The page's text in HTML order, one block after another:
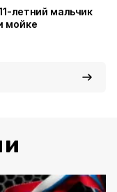
летний мальчик
мойке